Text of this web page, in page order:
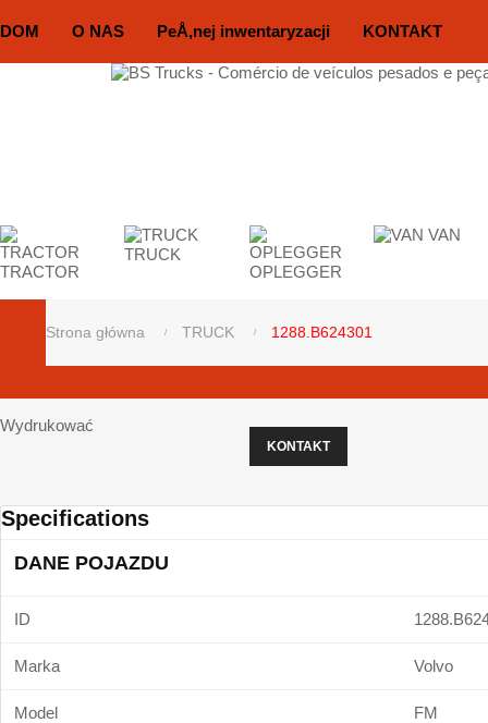
DOM O NAS PeÅ‚nej inwentaryzacji KONTAKT
TRACTOR
TRUCK
OPLEGGER
VAN
Strona główna TRUCK 1288.B624301
Wydrukować
KONTAKT
Specifications
DANE POJAZDU
ID
Marka Volvo
Model FM